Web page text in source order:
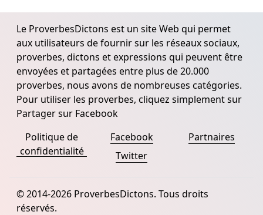
Le ProverbesDictons est un site Web qui permet
aux utilisateurs de fournir sur les réseaux sociaux,
proverbes, dictons et expressions qui peuvent être
envoyées et partagées entre plus de 20.000
proverbes, nous avons de nombreuses catégories.
Pour utiliser les proverbes, cliquez simplement sur
Partager sur Facebook
Politique de
confidentialité
Facebook
Twitter
Partnaires
© 2014-2026 ProverbesDictons. Tous droits
réservés.